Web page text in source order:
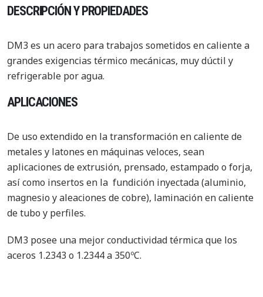
DESCRIPCIÓN Y PROPIEDADES
DM3 es un acero para trabajos sometidos en caliente a
grandes exigencias térmico mecánicas, muy dúctil y
refrigerable por agua.
APLICACIONES
De uso extendido en la transformación en caliente de
metales y latones en máquinas veloces, sean
aplicaciones de extrusión, prensado, estampado o forja,
así como insertos en la fundición inyectada (aluminio,
magnesio y aleaciones de cobre), laminación en caliente
de tubo y perfiles.
DM3 posee una mejor conductividad térmica que los
aceros 1.2343 o 1.2344 a 350ºC.